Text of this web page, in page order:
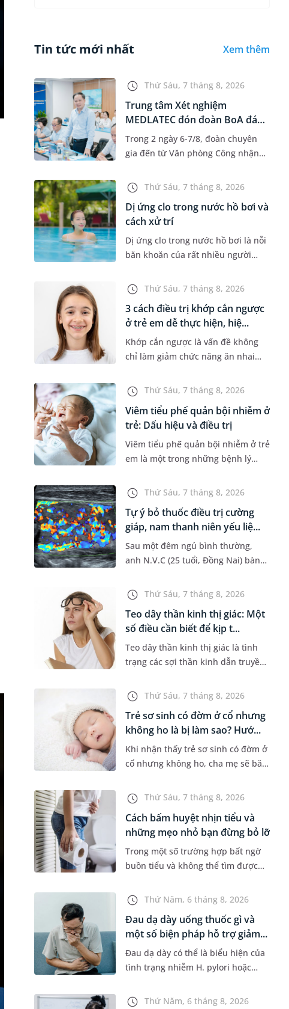
Tin tức mới nhất Xem thêm
Thứ Sáu, 7 tháng 8, 2026
Trung tâm Xét nghiệm
MEDLATEC đón đoàn BoA đánh
giá giám...
Trong 2 ngày 6-7/8, đoàn chuyên
gia đến từ Văn phòng Công nhận
nhận và đánh giá cao nỗ lực duy trì
hệ thống quản lý chất lượ...
Thứ Sáu, 7 tháng 8, 2026
Dị ứng clo trong nước hồ bơi và
cách xử trí
Dị ứng clo trong nước hồ bơi là nỗi
băn khoăn của rất nhiều người
trường hợp thường xuyên bơi ở
những hồ bơi nhân tạo. Bài v...
Thứ Sáu, 7 tháng 8, 2026
3 cách điều trị khớp cắn ngược
ở trẻ em dễ thực hiện, hiệ...
Khớp cắn ngược là vấn đề không
chỉ làm giảm chức năng ăn nhai
đối của khuôn mặt. Do đó, cần khắc
phục sớm tình trạng này để...
Thứ Sáu, 7 tháng 8, 2026
Viêm tiểu phế quản bội nhiễm ở
trẻ: Dấu hiệu và điều trị
Viêm tiểu phế quản bội nhiễm ở trẻ
em là một trong những bệnh lý
bùng phát vào thời điểm giao mùa.
Khi những tổn thương ban đầ...
Thứ Sáu, 7 tháng 8, 2026
Tự ý bỏ thuốc điều trị cường
giáp, nam thanh niên yếu liệ...
Sau một đêm ngủ bình thường,
anh N.V.C (25 tuổi, Đồng Nai) bàng
không thể vận động đi lại được. Kết
quả thăm khám tại Phòng...
Thứ Sáu, 7 tháng 8, 2026
Teo dây thần kinh thị giác: Một
số điều cần biết để kịp t...
Teo dây thần kinh thị giác là tình
trạng các sợi thần kinh dẫn truyền
thương và dần mất đi chức năng
hoạt động. Nếu điều trị m...
Thứ Sáu, 7 tháng 8, 2026
Trẻ sơ sinh có đờm ở cổ nhưng
không ho là bị làm sao? Hướ...
Khi nhận thấy trẻ sơ sinh có đờm ở
cổ nhưng không ho, cha mẹ sẽ băn
đường hô hấp hay không. Những
chia sẻ dưới đây sẽ giúp ch...
Thứ Sáu, 7 tháng 8, 2026
Cách bấm huyệt nhịn tiểu và
những mẹo nhỏ bạn đừng bỏ lỡ
Trong một số trường hợp bất ngờ
buồn tiểu và không thể tìm được
dụng phương pháp bấm huyệt
nhịn tiểu. Vậy cách bấm huyệt
nhịn...
Thứ Năm, 6 tháng 8, 2026
Đau dạ dày uống thuốc gì và
một số biện pháp hỗ trợ giảm...
Đau dạ dày có thể là biểu hiện của
tình trạng nhiễm H. pylori hoặc
Dựa theo nguyên nhân cụ thể, bác
Thứ Năm, 6 tháng 8, 2026